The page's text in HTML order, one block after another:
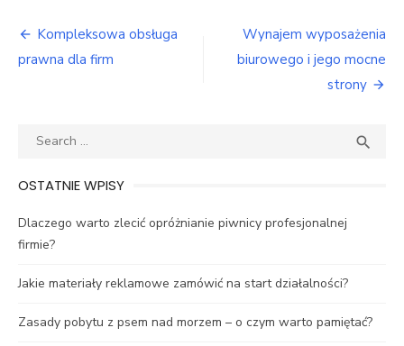
Nawigacja
wpisu
Kompleksowa obsługa
prawna dla firm
Wynajem wyposażenia
biurowego i jego mocne
strony
Search

OSTATNIE WPISY
Dlaczego warto zlecić opróżnianie piwnicy profesjonalnej
firmie?
Jakie materiały reklamowe zamówić na start działalności?
Zasady pobytu z psem nad morzem – o czym warto pamiętać?